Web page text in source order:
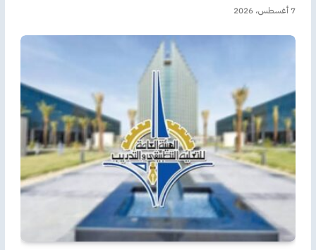
7 أغسطس، 2026